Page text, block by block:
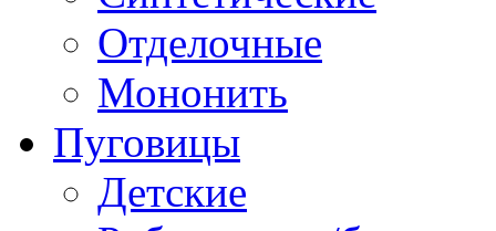
Отделочные
Мононить
Пуговицы
Детские